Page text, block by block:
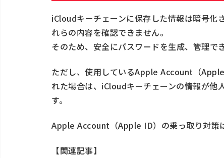
iCloudキーチェーンに保存した情報は暗号化
れらの内容を確認できません。
そのため、安全にパスワードを生成、管理でき
ただし、使用しているApple Account（
れた場合は、iCloudキーチェーンの情報が他
す。
Apple Account（Apple ID）の乗っ取り対策
【関連記事】